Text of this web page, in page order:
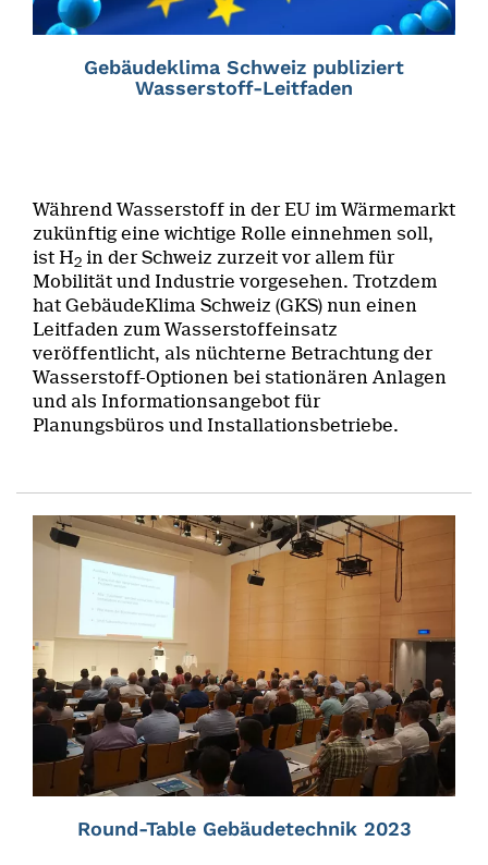
Gebäudeklima Schweiz publiziert
Wasserstoff-Leitfaden
Während Wasserstoff in der EU im Wärmemarkt
zukünftig eine wichtige Rolle einnehmen soll,
ist H2 in der Schweiz zurzeit vor allem für
Mobilität und Industrie vorgesehen. Trotzdem
hat GebäudeKlima Schweiz (GKS) nun einen
Leitfaden zum Wasserstoffeinsatz
veröffentlicht, als nüchterne Betrachtung der
Wasserstoff-Optionen bei stationären Anlagen
und als Informationsangebot für
Planungsbüros und Installationsbetriebe.
Round-Table Gebäudetechnik 2023